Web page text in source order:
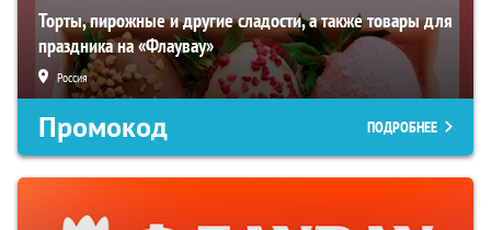
Торты, пирожные и другие сладости, а также товары для
праздника на «Флаувау»
Россия
Промокод ПОДРОБНЕЕ